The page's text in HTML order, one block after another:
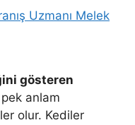
Uzmanı Melek
gösteren
anlam
olur. Kediler